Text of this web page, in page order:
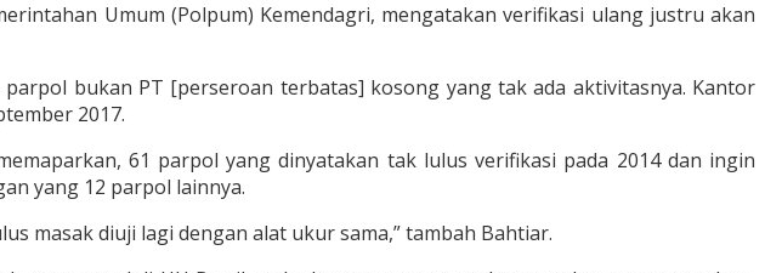
Umum (Polpum) Kemendagri, mengatakan verifikasi ulang justru akan
bukan PT [perseroan terbatas] kosong yang tak ada aktivitasnya. Kantor
2017.
61 parpol yang dinyatakan tak lulus verifikasi pada 2014 dan ingin
yang 12 parpol lainnya.
masak diuji lagi dengan alat ukur sama,” tambah Bahtiar.